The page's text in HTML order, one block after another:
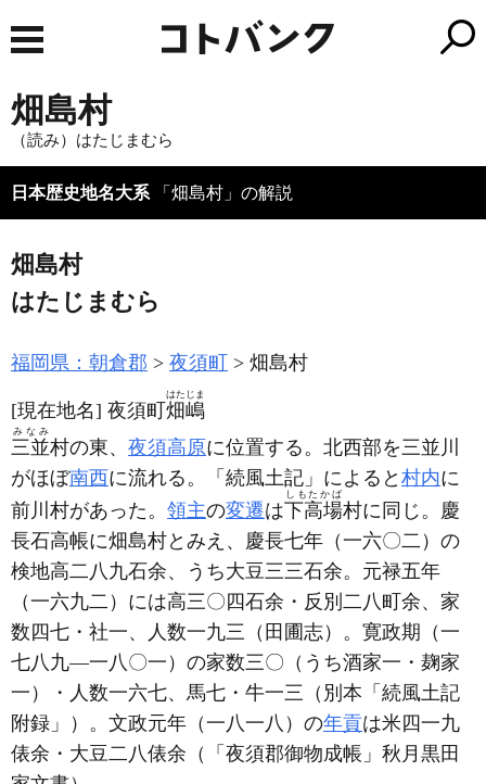
畑島村
（読み）はたじまむら
日本歴史地名大系 「畑島村」の解説
畑島村
はたじまむら
福岡県：朝倉郡 夜須町 畑島村
[現在地名] 夜須町 畑嶋
はたじま
三並
みなみ
村の東、 夜須高原に位置する。北西部を三並川
がほぼ南西に流れる。「続風土記」によると 村内に
前川村があった。 領主の変遷は下高場
しもたかば
村に同じ。慶
長石高帳に畑島村とみえ、慶長七年 （一六〇二） の
検地高二八九石余、うち大豆三三石余。元禄五年
（一六九二） には高三〇四石余・反別二八町余、家
数四七・社一、人数一九三 （田圃志） 。寛政期 （一
七八九―一八〇一） の家数三〇 （うち酒家一・麹家
一）
・人数一六七、馬七・牛一三 （別本「続風土記
附録」） 。文政元年 （一八一八） の年貢は米四一九
俵余・大豆二八俵余 （「夜須郡御物成帳」秋月黒田